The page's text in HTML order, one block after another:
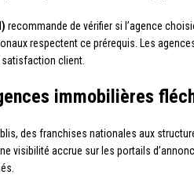
recommande de vérifier si l’agence
respectent ce prérequis. Les
client.
immobilières
des franchises nationales aux
visibilité accrue sur les portails